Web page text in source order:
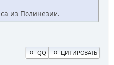
из Полинезии.
QQ ЦИТИРОВАТЬ